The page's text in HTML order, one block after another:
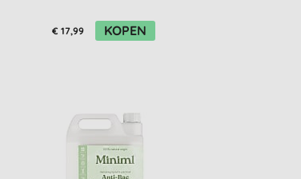
€ 17,99 KOPEN